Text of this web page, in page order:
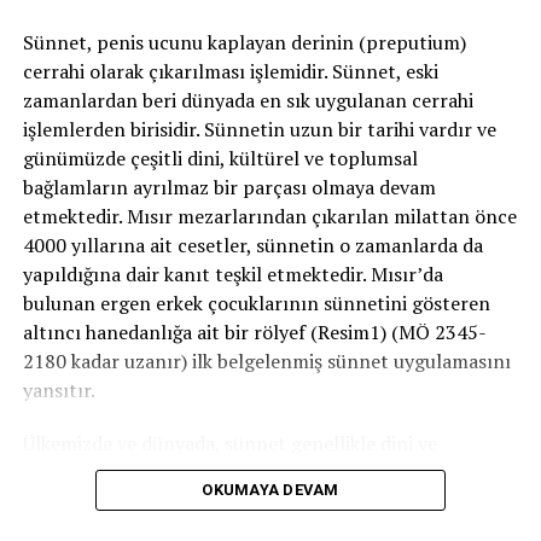
İLGILI KONULAR: GÖRÜLME RISK
SIRADAKI
Prostat Kanseri
KAÇIRMAYIN
Sünnetin Yaşı Var Mıdır?
Sünnet, penis ucunu kaplayan derinin (preputium)
cerrahi olarak çıkarılması işlemidir. Sünnet, eski
zamanlardan beri dünyada en sık uygulanan cerrahi
işlemlerden birisidir. Sünnetin uzun bir tarihi vardır ve
günümüzde çeşitli dini, kültürel ve toplumsal
bağlamların ayrılmaz bir parçası olmaya devam
etmektedir. Mısır mezarlarından çıkarılan milattan önce
4000 yıllarına ait cesetler, sünnetin o zamanlarda da
yapıldığına dair kanıt teşkil etmektedir. Mısır’da
bulunan ergen erkek çocuklarının sünnetini gösteren
altıncı hanedanlığa ait bir rölyef (Resim1) (MÖ 2345-
2180 kadar uzanır) ilk belgelenmiş sünnet uygulamasını
yansıtır.
geleneksel nedenlerle uygulanır. Ancak bazı tıbbi
zorunluluklar veya koruyucu amaçlarla gerçekleştirilen
OKUMAYA DEVAM